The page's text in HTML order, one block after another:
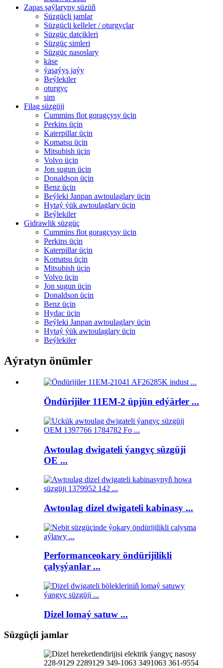
Zapas şaýlaryny süzüň
Süzgüçli jamlar
Süzgüçli kelleler / oturgyçlar
Süzgüç datçikleri
Süzgüç simleri
Süzgüç nasoslary
käse
ýaşaýyş jaýy
Beýlekiler
oturgyç
sim
Filag süzgüji
Cummins flot goragçysy üçin
Perkins üçin
Katerpillar üçin
Komatsu üçin
Mitsubish üçin
Volvo üçin
Jon sugun üçin
Donaldson üçin
Benz üçin
Beýleki Janpan awtoulaglary üçin
Hytaý ýük awtoulaglary üçin
Beýlekiler
Gidrawlik süzgüç
Cummins flot goragçysy üçin
Perkins üçin
Katerpillar üçin
Komatsu üçin
Mitsubish üçin
Volvo üçin
Jon sugun üçin
Donaldson üçin
Benz üçin
Hydac üçin
Beýleki Janpan awtoulaglary üçin
Hytaý ýük awtoulaglary üçin
Beýlekiler
Aýratyn önümler
Öndürijiler 11EM-2 üpjün edýärler ...
Awtoulag dwigateli ýangyç süzgüji
OE ...
Awtoulag dizel dwigateli kabinasy ...
Performanceokary öndürijilikli
çalyşýanlar ...
Dizel lomaý satuw ...
Süzgüçli jamlar